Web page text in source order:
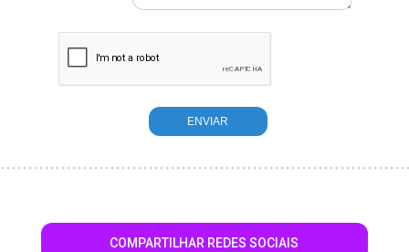
COMPARTILHAR REDES SOCIAIS